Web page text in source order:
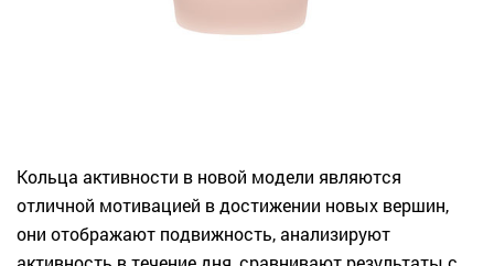
Кольца активности в новой модели являются
отличной мотивацией в достижении новых вершин,
они отображают подвижность, анализируют